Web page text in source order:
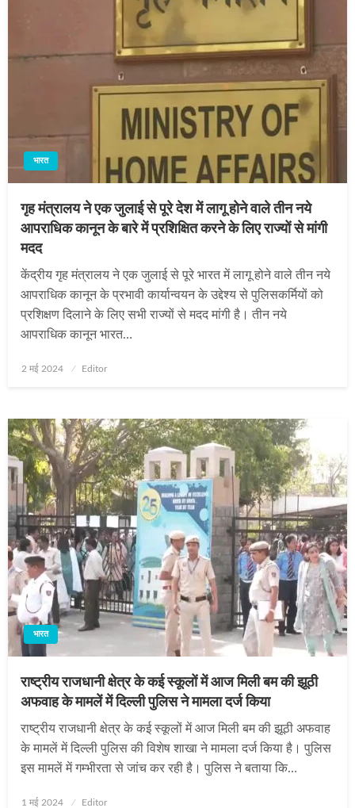
भारत
गृह मंत्रालय ने एक जुलाई से पूरे देश में लागू होने वाले तीन नये
आपराधिक कानून के बारे में प्रशिक्षित करने के लिए राज्यों से मांगी
मदद
केंद्रीय गृह मंत्रालय ने एक जुलाई से पूरे भारत में लागू होने वाले तीन नये
आपराधिक कानून के प्रभावी कार्यान्वयन के उद्देश्य से पुलिसकर्मियों को
प्रशिक्षण दिलाने के लिए सभी राज्यों से मदद मांगी है। तीन नये
आपराधिक कानून भारत…
Posted
2 मई 2024 Editor
भारत
राष्‍ट्रीय राजधानी क्षेत्र के कई स्‍कूलों में आज मिली बम की झूठी
अफवाह के मामलें में दिल्‍ली पुलिस ने मामला दर्ज किया
राष्‍ट्रीय राजधानी क्षेत्र के कई स्‍कूलों में आज मिली बम की झूठी अफवाह
के मामलें में दिल्‍ली पुलिस की विशेष शाखा ने मामला दर्ज किया है। पुलिस
इस मामलें में गम्‍भीरता से जांच कर रही है। पुलिस ने बताया कि…
Posted
1 मई 2024 Editor